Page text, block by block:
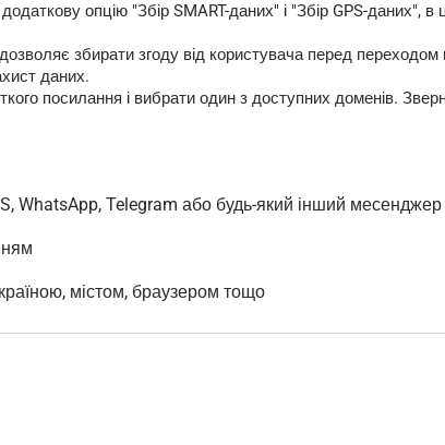
опцію "Збір SMART-даних" і "Збір GPS-даних",
збирати згоду від користувача перед
даних.
посилання і вибрати один з доступних доменів.
WhatsApp, Telegram або будь-який інший месенджер
містом, браузером тощо